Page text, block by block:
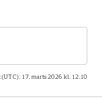
er slået til.
(UTC):17. marts 2026 kl. 12.10